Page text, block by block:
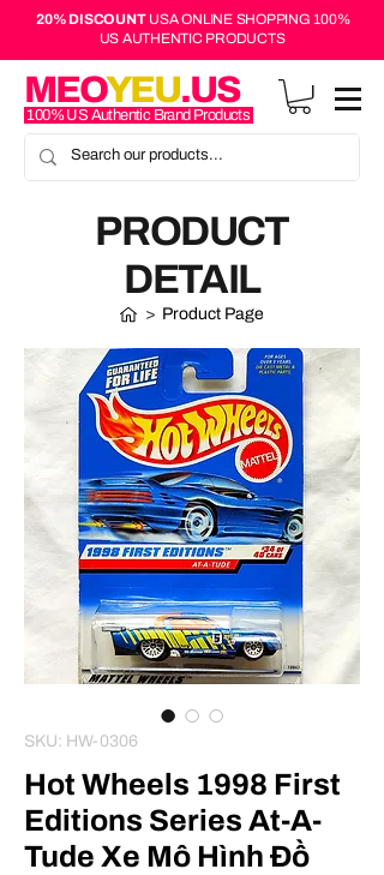
20% DISCOUNTUSA ONLINE SHOPPING 100%
US AUTHENTIC PRODUCTS
MEOYEU.US
100% US Authentic Brand Products
PRODUCT
DETAIL
> Product Page
SKU: HW-0306
Hot Wheels 1998 First
Editions Series At-A-
Tude Xe Mô Hình Đồ